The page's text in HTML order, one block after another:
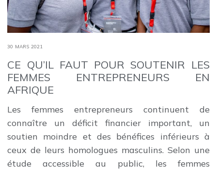
30 MARS 2021
CE QU’IL FAUT POUR SOUTENIR LES
FEMMES ENTREPRENEURS EN
AFRIQUE
Les femmes entrepreneurs continuent de
connaître un déficit financier important, un
soutien moindre et des bénéfices inférieurs à
ceux de leurs homologues masculins. Selon une
étude accessible au public, les femmes